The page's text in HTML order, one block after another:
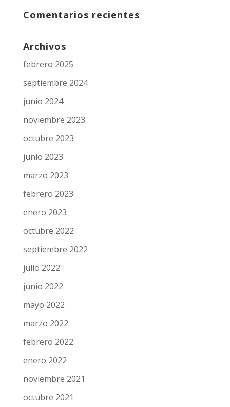
Comentarios recientes
Archivos
febrero 2025
septiembre 2024
junio 2024
noviembre 2023
octubre 2023
junio 2023
marzo 2023
febrero 2023
enero 2023
octubre 2022
septiembre 2022
julio 2022
junio 2022
mayo 2022
marzo 2022
febrero 2022
enero 2022
noviembre 2021
octubre 2021